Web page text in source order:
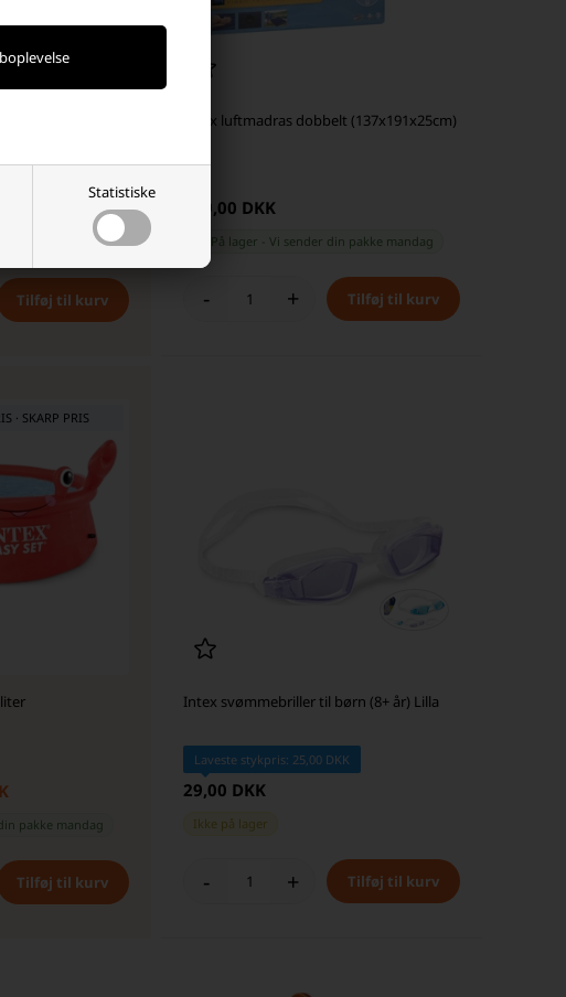
Statistiske
pumpe Intex luftmadras dobbelt (137x191x25cm)
169,00 DKK
På lager -Vi sender din pakke mandag
- +
· SKARP PRIS
pakke mandag
Intex svømmebriller til børn (8+ år) Lilla
Laveste stykpris: 25,00 DKK
29,00 DKK
Ikke på lager
- +